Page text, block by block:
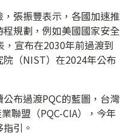
張振豐表示，各國加速推
規劃，例如美國國家安全
，宣布在2030年前過渡到
（NIST）在2024年公布
布過渡PQC的藍圖，台灣
聯盟（PQC-CIA），今年
引。